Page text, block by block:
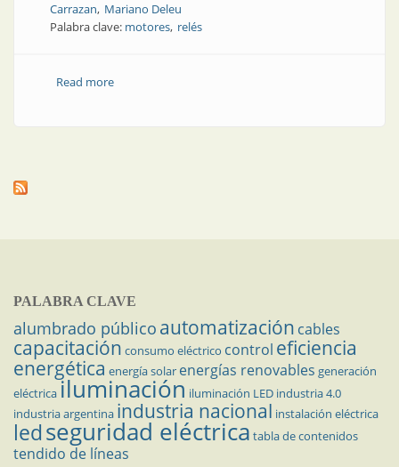
Carrazan Mariano Deleu
Palabra clave: motores relés
Read moreabout Motores | Relé configurable para sistemas de
PALABRA CLAVE
alumbrado público automatización cables
capacitación consumo eléctrico control eficiencia
energética energía solar energías renovables generación
eléctricailuminación iluminación LED industria 4.0
industria argentina industria nacional instalación eléctrica
ledseguridad eléctrica tabla de contenidos
tendido de líneas